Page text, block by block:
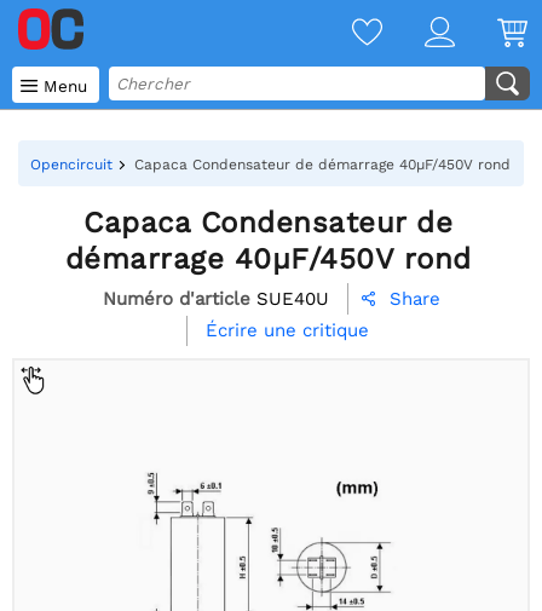
 Menu
Opencircuit Capaca Condensateur de démarrage 40µF/450V rond
Capaca Condensateur de
démarrage 40µF/450V rond
Numéro d'article SUE40U 
Share
Écrire une critique